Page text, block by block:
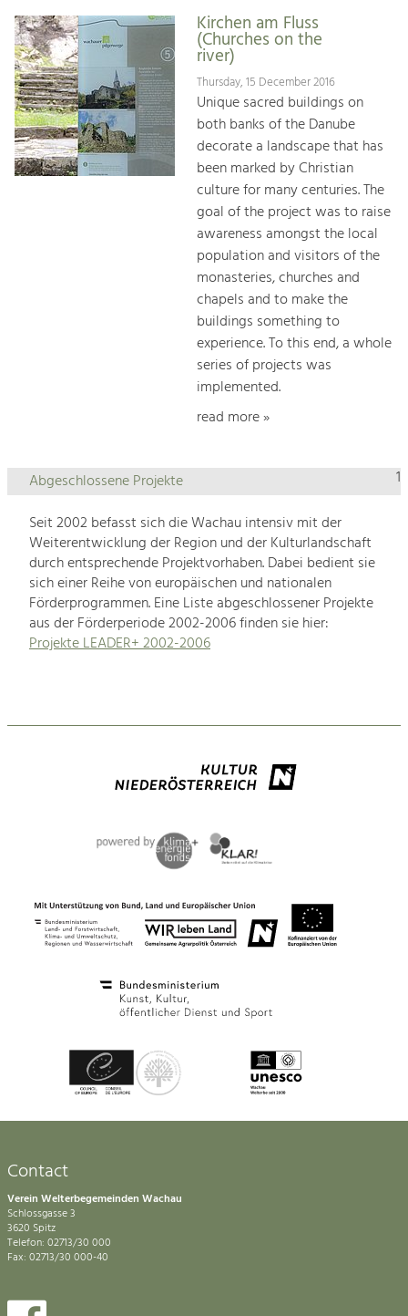
Kirchen am Fluss
(Churches on the
river)
Thursday, 15 December 2016
Unique sacred buildings on
both banks of the Danube
decorate a landscape that has
been marked by Christian
culture for many centuries. The
goal of the project was to raise
awareness amongst the local
population and visitors of the
monasteries, churches and
chapels and to make the
buildings something to
experience. To this end, a whole
series of projects was
implemented.
read more »
1
Abgeschlossene Projekte
Seit 2002 befasst sich die Wachau intensiv mit der
Weiterentwicklung der Region und der Kulturlandschaft
durch entsprechende Projektvorhaben. Dabei bedient sie
sich einer Reihe von europäischen und nationalen
Förderprogrammen. Eine Liste abgeschlossener Projekte
aus der Förderperiode 2002-2006 finden sie hier:
Projekte LEADER+ 2002-2006
Contact
Verein Welterbegemeinden Wachau
Schlossgasse 3
3620 Spitz
Telefon: 02713/30 000
Fax: 02713/30 000-40